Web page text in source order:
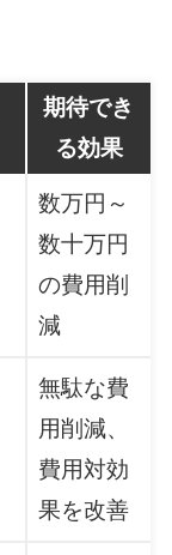
期待でき
る効果
数万円～
数十万円
の費用削
減
無駄な費
用削減、
費用対効
果を改善